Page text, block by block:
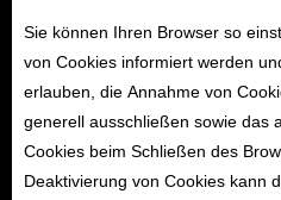
Sie können Ihren Browser so
von Cookies informiert werden
erlauben, die Annahme von
generell ausschließen sowie das
Cookies beim Schließen des
Deaktivierung von Cookies kann